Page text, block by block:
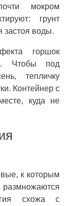
мокром
грунт
застоя воды.
горшок
Чтобы под
тепличку
Контейнер с
куда не
к которым
схожа с